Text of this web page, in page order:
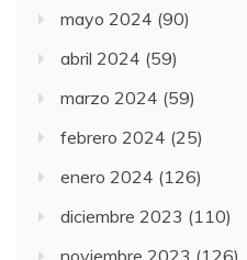
mayo 2024 (90)
abril 2024 (59)
marzo 2024 (59)
febrero 2024 (25)
enero 2024 (126)
diciembre 2023 (110)